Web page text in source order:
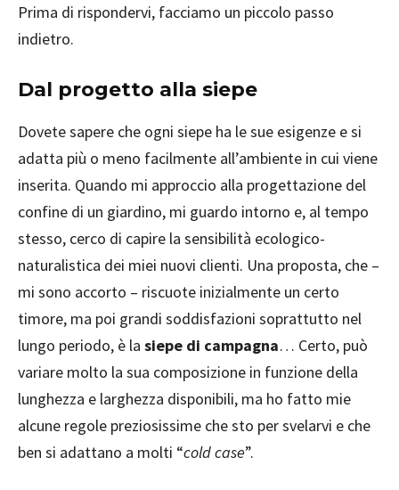
Prima di rispondervi, facciamo un piccolo passo
indietro.
Dal progetto alla siepe
Dovete sapere che ogni siepe ha le sue esigenze e si
adatta più o meno facilmente all’ambiente in cui viene
inserita. Quando mi approccio alla progettazione del
confine di un giardino, mi guardo intorno e, al tempo
stesso, cerco di capire la sensibilità ecologico-
naturalistica dei miei nuovi clienti. Una proposta, che –
mi sono accorto – riscuote inizialmente un certo
timore, ma poi grandi soddisfazioni soprattutto nel
lungo periodo, è la siepe di campagna… Certo, può
variare molto la sua composizione in funzione della
lunghezza e larghezza disponibili, ma ho fatto mie
alcune regole preziosissime che sto per svelarvi e che
ben si adattano a molti “cold case”.